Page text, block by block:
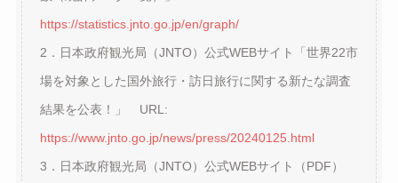
https://statistics.jnto.go.jp/en/graph/
2．日本政府観光局（JNTO）公式WEBサイト「世界22市
場を対象とした国外旅行・訪日旅行に関する新たな調査
結果を公表！」 URL:
https://www.jnto.go.jp/news/press/20240125.html
3．日本政府観光局（JNTO）公式WEBサイト（PDF）